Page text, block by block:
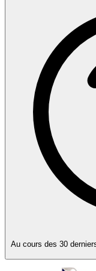
Au cours des 30